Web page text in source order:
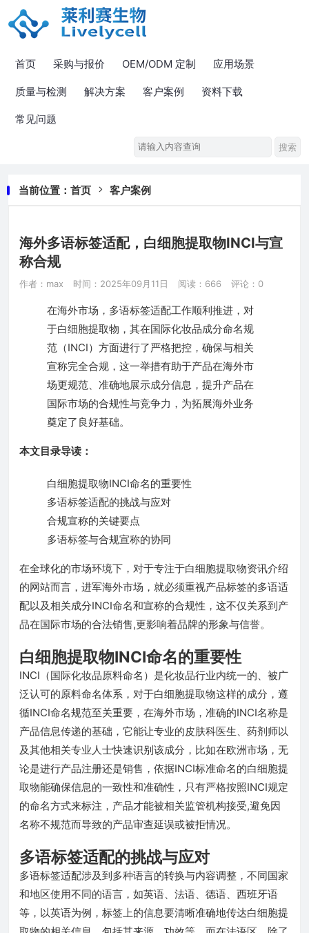
首页 采购与报价 OEM/ODM 定制 应用场景
质量与检测 解决方案 客户案例 资料下载
常见问题
当前位置： 首页 客户案例
海外多语标签适配，白细胞提取物INCI与宣
称合规
作者：max 时间：2025年09月11日 阅读：666 评论：0
在海外市场，多语标签适配工作顺利推进，对
于白细胞提取物，其在国际化妆品成分命名规
范（INCI）方面进行了严格把控，确保与相关
宣称完全合规，这一举措有助于产品在海外市
场更规范、准确地展示成分信息，提升产品在
国际市场的合规性与竞争力，为拓展海外业务
奠定了良好基础。
本文目录导读：
白细胞提取物INCI命名的重要性
多语标签适配的挑战与应对
合规宣称的关键要点
多语标签与合规宣称的协同
在全球化的市场环境下，对于专注于白细胞提取物资讯介绍
的网站而言，进军海外市场，就必须重视产品标签的多语适
配以及相关成分INCI命名和宣称的合规性，这不仅关系到产
品在国际市场的合法销售,更影响着品牌的形象与信誉。
白细胞提取物INCI命名的重要性
INCI（国际化妆品原料命名）是化妆品行业内统一的、被广
泛认可的原料命名体系，对于白细胞提取物这样的成分，遵
循INCI命名规范至关重要，在海外市场，准确的INCI名称是
产品信息传递的基础，它能让专业的皮肤科医生、药剂师以
及其他相关专业人士快速识别该成分，比如在欧洲市场，无
论是进行产品注册还是销售，依据INCI标准命名的白细胞提
取物能确保信息的一致性和准确性，只有严格按照INCI规定
的命名方式来标注，产品才能被相关监管机构接受,避免因
名称不规范而导致的产品审查延误或被拒情况。
多语标签适配的挑战与应对
多语标签适配涉及到多种语言的转换与内容调整，不同国家
和地区使用不同的语言，如英语、法语、德语、西班牙语
等，以英语为例，标签上的信息要清晰准确地传达白细胞提